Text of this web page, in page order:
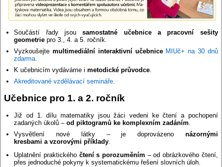
Součástí řady jsousamostatné učebnice a pracovní sešity
geometrie pro 3., 4. a 5. ročník.
Vyzkoušejte multimediální interaktivní učebnice MIUč+ na 30 dnů
zdarma
K učebnicím vydáváme imetodické průvodce
Akreditované vzdělávací semináře
Učebnice pro 1. a 2. ročník
Již od 1. dílu matematiky jsou žáci vedeni ke čtení a pochopení
zadaných úkolů –od piktogramů ke komplexním zadáním
Vysvětlení nové látky – je doprovázeno názornými
kresbami a vzorovými příklady
Uplatnění praktického čtení s porozuměním – od obrázkového čtení,
přes jednoduché pokyny k systematickému řešení slovních úloh.